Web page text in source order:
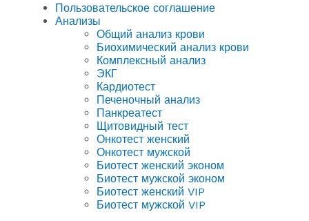
Пользовательское соглашение
Анализы
Общий анализ крови
Биохимический анализ крови
Комплексный анализ
ЭКГ
Кардиотест
Печеночный анализ
Панкреатест
Щитовидный тест
Онкотест женский
Онкотест мужской
Биотест женский эконом
Биотест мужской эконом
Биотест женский VIP
Биотест мужской VIP